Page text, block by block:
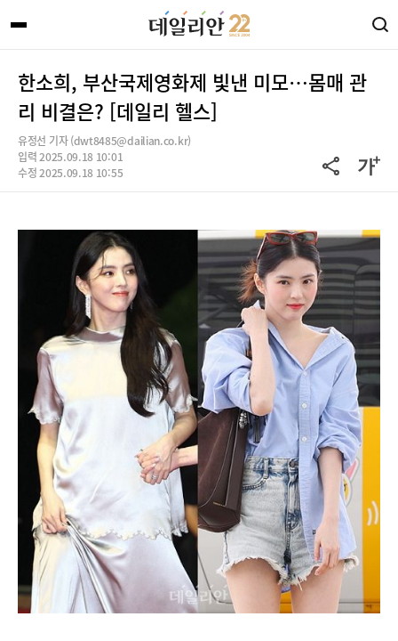
한소희, 부산국제영화제 빛낸 미모…몸매 관
리 비결은? [데일리 헬스]
유정선 기자 (dwt8485@dailian.co.kr)
입력 2025.09.18 10:01
수정 2025.09.18 10:55